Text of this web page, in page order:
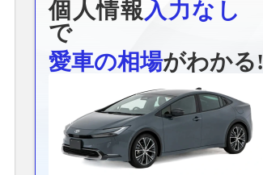
個人情報 入力なし
で
愛車の相場がわかる!